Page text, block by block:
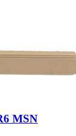
MSN